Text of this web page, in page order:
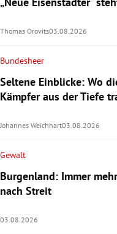
Thomas Orovits03.08.2026
Bundesheer
Seltene Einblicke: Wo
Kämpfer aus der Tiefe
Johannes Weichhart03.08.2026
Gewalt
Burgenland: Immer
nach Streit
03.08.2026